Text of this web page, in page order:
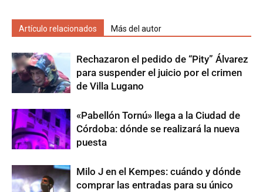
Artículo relacionados Más del autor
Rechazaron el pedido de “Pity” Álvarez
para suspender el juicio por el crimen
de Villa Lugano
«Pabellón Tornú» llega a la Ciudad de
Córdoba: dónde se realizará la nueva
puesta
Milo J en el Kempes: cuándo y dónde
comprar las entradas para su único